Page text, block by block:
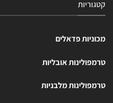
קטגוריות
מכוניות פדאלים
טרמפולינות אובליות
טרמפולינות מלבניות